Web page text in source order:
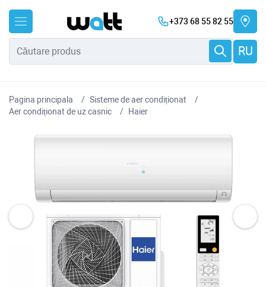
+373 68 55 82 55
RU
Pagina principala
Sisteme de aer condiționat
Aer condiționat de uz casnic
Haier